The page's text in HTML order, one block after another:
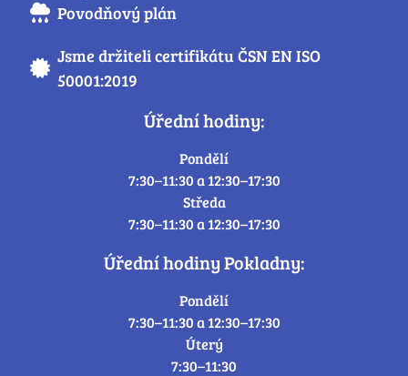
Povodňový plán
Jsme držiteli certifikátu ČSN EN ISO
50001:2019
Úřední hodiny:
Pondělí
7:30–11:30 a 12:30–17:30
Středa
7:30–11:30 a 12:30–17:30
Úřední hodiny Pokladny:
Pondělí
7:30–11:30 a 12:30–17:30
Úterý
7:30–11:30